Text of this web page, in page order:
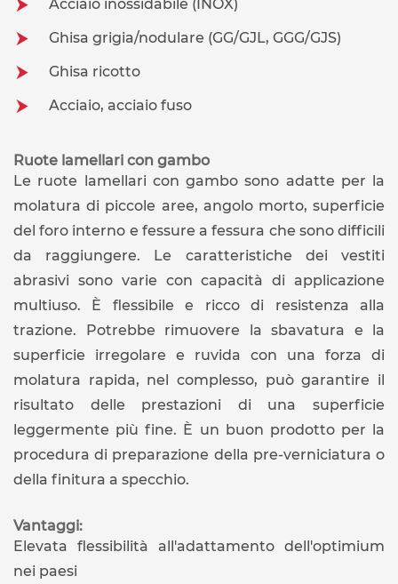
Acciaio inossidabile (INOX)
Ghisa grigia/nodulare (GG/GJL, GGG/GJS)
Ghisa ricotto
Acciaio, acciaio fuso
Ruote lamellari con gambo
Le ruote lamellari con gambo sono adatte per la
molatura di piccole aree, angolo morto, superficie
del foro interno e fessure a fessura che sono difficili
da raggiungere. Le caratteristiche dei vestiti
abrasivi sono varie con capacità di applicazione
multiuso. È flessibile e ricco di resistenza alla
trazione. Potrebbe rimuovere la sbavatura e la
superficie irregolare e ruvida con una forza di
molatura rapida, nel complesso, può garantire il
risultato delle prestazioni di una superficie
leggermente più fine. È un buon prodotto per la
procedura di preparazione della pre-verniciatura o
della finitura a specchio.
Vantaggi:
Elevata flessibilità all'adattamento dell'optimium
nei paesi